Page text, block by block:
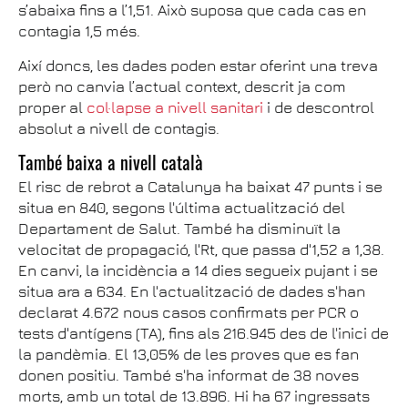
s’abaixa fins a l’1,51. Això suposa que cada cas en
contagia 1,5 més.
Així doncs, les dades poden estar oferint una treva
però no canvia l’actual context, descrit ja com
proper al col·lapse a nivell sanitari i de descontrol
absolut a nivell de contagis.
També baixa a nivell català
El risc de rebrot a Catalunya ha baixat 47 punts i se
situa en 840, segons l'última actualització del
Departament de Salut. També ha disminuït la
velocitat de propagació, l'Rt, que passa d'1,52 a 1,38.
En canvi, la incidència a 14 dies segueix pujant i se
situa ara a 634. En l'actualització de dades s'han
declarat 4.672 nous casos confirmats per PCR o
tests d'antígens (TA), fins als 216.945 des de l'inici de
la pandèmia. El 13,05% de les proves que es fan
donen positiu. També s'ha informat de 38 noves
morts, amb un total de 13.896. Hi ha 67 ingressats